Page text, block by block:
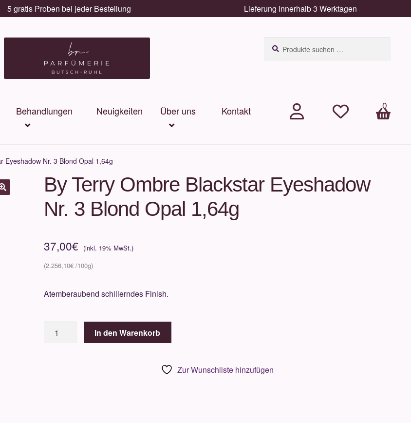
5 gratis Proben bei jeder Bestellung Lieferung innerhalb 3 Werktagen
nach:
Behandlungen Neuigkeiten Über uns Kontakt
0
Arti
Eyeshadow Nr. 3 Blond Opal 1,64g
By Terry Ombre Blackstar Eyeshadow
Nr. 3 Blond Opal 1,64g
37,00€
2.256,10€
Atemberaubend schillerndes Finish.
Terry
In den Warenkorb
Zur Wunschliste hinzufügen